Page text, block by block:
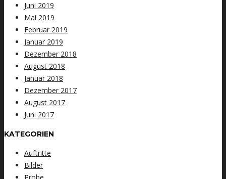
Juni 2019
Mai 2019
Februar 2019
Januar 2019
Dezember 2018
August 2018
Januar 2018
Dezember 2017
August 2017
Juni 2017
KATEGORIEN
Auftritte
Bilder